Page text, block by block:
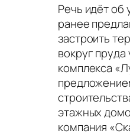
Речь идёт об
ранее
застроить
вокруг пруда
комплекса
этажных
компания